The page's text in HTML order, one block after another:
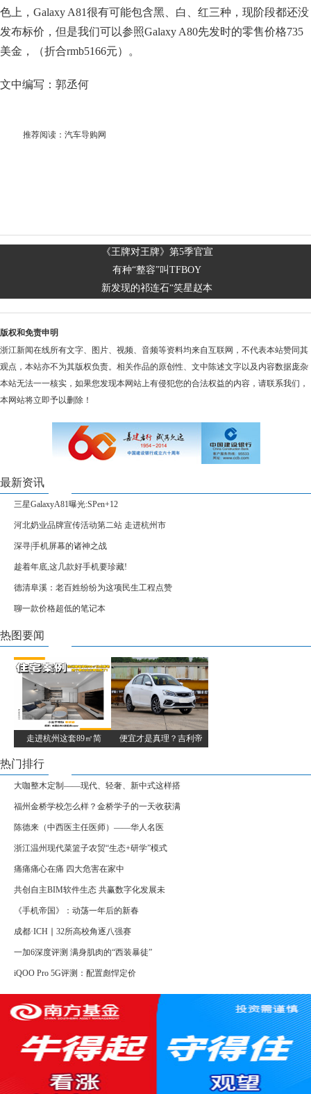
色上，Galaxy A81很有可能包含黑、白、红三种，现阶段都还没
发布标价，但是我们可以参照Galaxy A80先发时的零售价格735
美金，（折合rmb5166元）。
文中编写：郭丞何
推荐阅读： 汽车导购网
《王牌对王牌》第5季官宣
有种“整容”叫TFBOY
新发现的祁连石“笑星赵本
版权和免责申明
浙江新闻在线所有文字、图片、视频、音频等资料均来自互联网，不代表本站赞同其
观点，本站亦不为其版权负责。相关作品的原创性、文中陈述文字以及内容数据庞杂
本站无法一一核实，如果您发现本网站上有侵犯您的合法权益的内容，请联系我们，
本网站将立即予以删除！
最新资讯
三星GalaxyA81曝光:SPen+12
河北奶业品牌宣传活动第二站 走进杭州市
深寻|手机屏幕的诸神之战
趁着年底,这几款好手机要珍藏!
德清阜溪：老百姓纷纷为这项民生工程点赞
聊一款价格超低的笔记本
热图要闻
走进杭州这套89㎡简 便宜才是真理？吉利帝
热门排行
大咖整木定制——现代、轻奢、新中式这样搭
福州金桥学校怎么样？金桥学子的一天收获满
陈德来（中西医主任医师）——华人名医
浙江温州现代菜篮子农贸“生态+研学”模式
痛痛痛心在痛 四大危害在家中
共创自主BIM软件生态 共赢数字化发展未
《手机帝国》：动荡一年后的新春
成都·ICH ∣ 32所高校角逐八强赛
一加6深度评测 满身肌肉的“西装暴徒”
iQOO Pro 5G评测：配置彪悍定价